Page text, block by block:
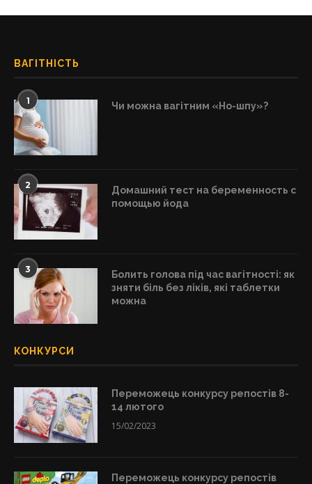
ВАГІТНІСТЬ
1 Чи можна вагітним «Но-шпу»?
2
Домашний тест на беременность с
помощью йода
3
Болить голова під час вагітності: як
зняти біль без ліків, які таблетки
можна
КОНКУРСИ
Переможець конкурсу репостів 8-
14 лютого
15/02/2023
Переможець конкурсу репостів